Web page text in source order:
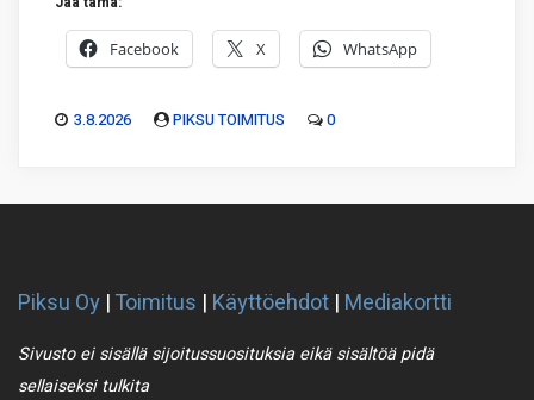
Facebook X WhatsApp
3.8.2026 PIKSU TOIMITUS 0
Piksu Oy |Toimitus | Käyttöehdot | Mediakortti
Sivusto ei sisällä sijoitussuosituksia eikä sisältöä pidä
sellaiseksi tulkita